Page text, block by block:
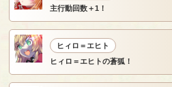
主行動回数＋1！
ヒィロ＝エヒト
ヒィロ＝エヒトの蒼狐！